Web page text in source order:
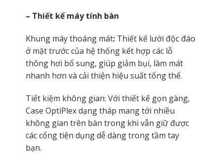
– Thiết kế máy tính bàn
Khung máy thoáng mát:Thiết kế lưới độc đáo
ở mặt trước của hệ thống kết hợp các lỗ
thông hơi bổ sung, giúp giảm bụi, làm mát
nhanh hơn và cải thiện hiệu suất tổng thể.
Tiết kiệm không gian: Với thiết kế gọn gàng,
Case OptiPlex dạng tháp mang tới nhiều
không gian trên bàn trong khi vẫn giữ được
các cổng tiện dụng dễ dàng trong tầm tay
bạn.